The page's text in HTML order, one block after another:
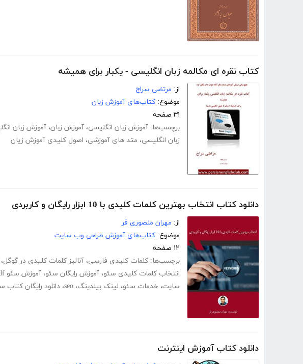
کتاب نقره ای مکالمه زبان انگلیسی - یکبار برای همیشه
از: مرتضی سراج
موضوع: کتاب‌های آموزش زبان
۳۱ صفحه
برچسب‌ها: آموزش زبان انگلیسی، آموزش زبان، آموزش زبان
زبان انگلیسی، متد های آموزشی، اصول کلیدی آموزش زیان
دانلود کتاب انتخاب بهترین کلمات کلیدی با 10 ابزار رایگان و کاربردی
از: مهران منصوری فر
موضوع: کتاب‌های آموزش طراحی وب سایت
۱۲ صفحه
برچسب‌ها: کلمات کلیدی فارسی، آنالیز کلمات کلیدی در گوگل،
انتخاب کلمات کلیدی سئو، آموزش رایگان سئو، آموزش سئو pdf
سایت، خدمات سئو، لینک بیلدینگ، seo، دانلود رایگان کتاب
دانلود کتاب آموزش اینترنت